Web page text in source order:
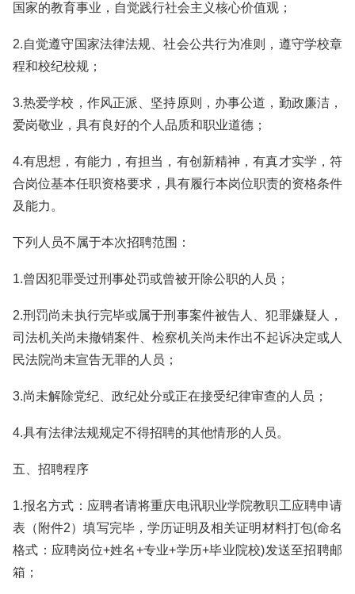
国家的教育事业，自觉践行社会主义核心价值观；
2.自觉遵守国家法律法规、社会公共行为准则，遵守学校章
程和校纪校规；
3.热爱学校，作风正派、坚持原则，办事公道，勤政廉洁，
爱岗敬业，具有良好的个人品质和职业道德；
4.有思想，有能力，有担当，有创新精神，有真才实学，符
合岗位基本任职资格要求，具有履行本岗位职责的资格条件
及能力。
下列人员不属于本次招聘范围：
1.曾因犯罪受过刑事处罚或曾被开除公职的人员；
2.刑罚尚未执行完毕或属于刑事案件被告人、犯罪嫌疑人，
司法机关尚未撤销案件、检察机关尚未作出不起诉决定或人
民法院尚未宣告无罪的人员；
3.尚未解除党纪、政纪处分或正在接受纪律审查的人员；
4.具有法律法规规定不得招聘的其他情形的人员。
五、招聘程序
1.报名方式：应聘者请将重庆电讯职业学院教职工应聘申请
表（附件2）填写完毕，学历证明及相关证明材料打包(命名
格式：应聘岗位+姓名+专业+学历+毕业院校)发送至招聘邮
箱；